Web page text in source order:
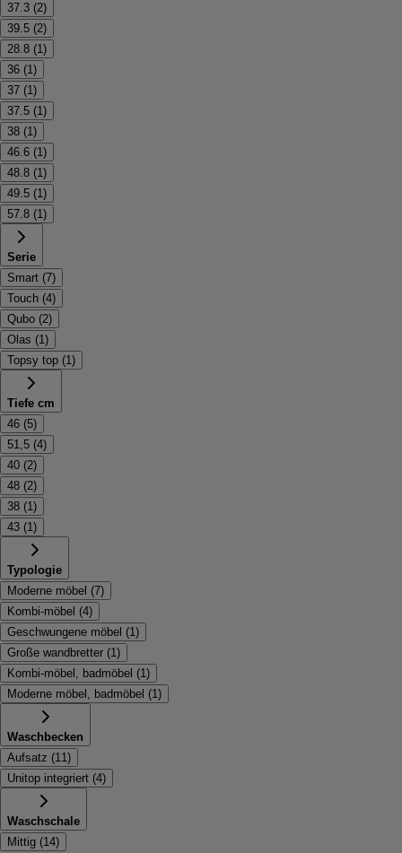
37.3 (2)
39.5 (2)
28.8 (1)
36 (1)
37 (1)
37.5 (1)
38 (1)
46.6 (1)
48.8 (1)
49.5 (1)
57.8 (1)
Serie
Smart (7)
Touch (4)
Qubo (2)
Olas (1)
Topsy top (1)
Tiefe cm
46 (5)
51,5 (4)
40 (2)
48 (2)
38 (1)
43 (1)
Typologie
Moderne möbel (7)
Kombi-möbel (4)
Geschwungene möbel (1)
Große wandbretter (1)
Kombi-möbel, badmöbel (1)
Moderne möbel, badmöbel (1)
Waschbecken
Aufsatz (11)
Unitop integriert (4)
Waschschale
Mittig (14)